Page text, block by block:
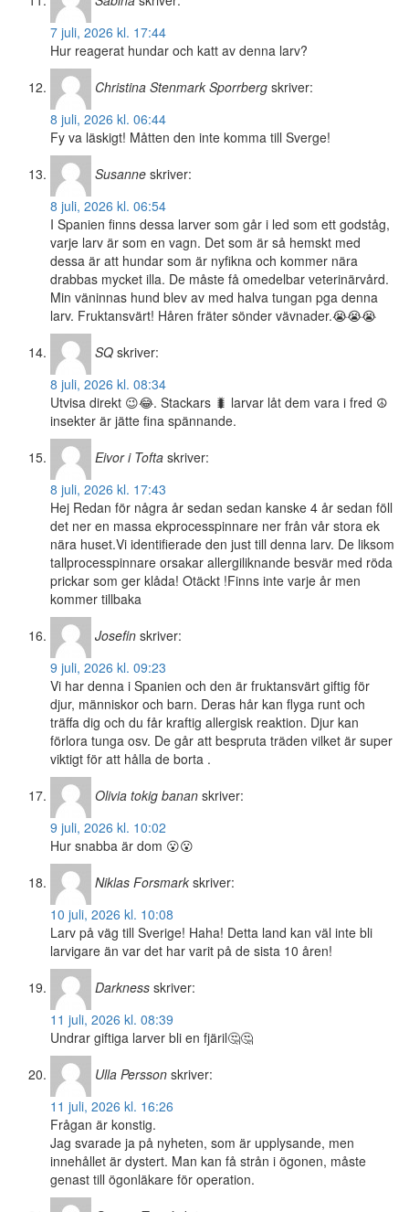
7 juli, 2026 kl. 17:44
Hur reagerat hundar och katt av denna larv?
Christina Stenmark Sporrberg skriver:
8 juli, 2026 kl. 06:44
Fy va läskigt! Måtten den inte komma till Sverge!
Susanne skriver:
8 juli, 2026 kl. 06:54
I Spanien finns dessa larver som går i led som ett godståg,
varje larv är som en vagn. Det som är så hemskt med
dessa är att hundar som är nyfikna och kommer nära
drabbas mycket illa. De måste få omedelbar veterinärvård.
Min väninnas hund blev av med halva tungan pga denna
larv. Fruktansvärt! Håren fräter sönder vävnader.😭😭😭
SQ skriver:
8 juli, 2026 kl. 08:34
Utvisa direkt 😉😂. Stackars 🐛 larvar låt dem vara i fred ☮️
insekter är jätte fina spännande.
Eivor i Tofta skriver:
8 juli, 2026 kl. 17:43
Hej Redan för några år sedan sedan kanske 4 år sedan föll
det ner en massa ekprocesspinnare ner från vår stora ek
nära huset.Vi identifierade den just till denna larv. De liksom
tallprocesspinnare orsakar allergiliknande besvär med röda
prickar som ger klåda! Otäckt !Finns inte varje år men
kommer tillbaka
Josefin skriver:
9 juli, 2026 kl. 09:23
Vi har denna i Spanien och den är fruktansvärt giftig för
djur, människor och barn. Deras hår kan flyga runt och
träffa dig och du får kraftig allergisk reaktion. Djur kan
förlora tunga osv. De går att bespruta träden vilket är super
viktigt för att hålla de borta .
Olivia tokig banan skriver:
9 juli, 2026 kl. 10:02
Hur snabba är dom 😮😮
Niklas Forsmark skriver:
10 juli, 2026 kl. 10:08
Larv på väg till Sverige! Haha! Detta land kan väl inte bli
larvigare än var det har varit på de sista 10 åren!
Darkness skriver:
11 juli, 2026 kl. 08:39
Undrar giftiga larver bli en fjäril🤔🤔
Ulla Persson skriver:
11 juli, 2026 kl. 16:26
Frågan är konstig.
Jag svarade ja på nyheten, som är upplysande, men
innehållet är dystert. Man kan få strån i ögonen, måste
genast till ögonläkare för operation.